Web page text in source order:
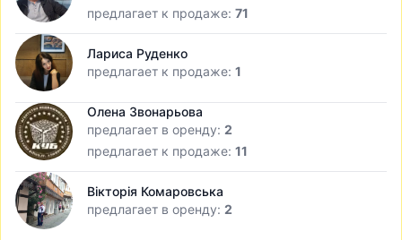
предлагает к продаже: 71
Лариса Руденко
предлагает к продаже: 1
Олена Звонарьова
предлагает в оренду: 2
предлагает к продаже: 11
Вікторія Комаровська
предлагает в оренду: 2